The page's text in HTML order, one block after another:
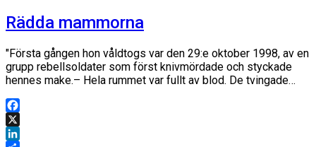
Rädda mammorna
"Första gången hon våldtogs var den 29:e oktober 1998, av en
grupp rebellsoldater som först knivmördade och styckade
hennes make.– Hela rummet var fullt av blod. De tvingade…
Facebook
X